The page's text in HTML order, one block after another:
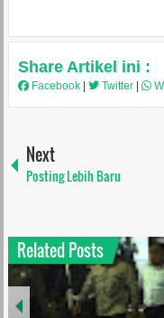
Share Artikel ini :
Facebook Twitter
Next
Posting Lebih Baru
Related Posts